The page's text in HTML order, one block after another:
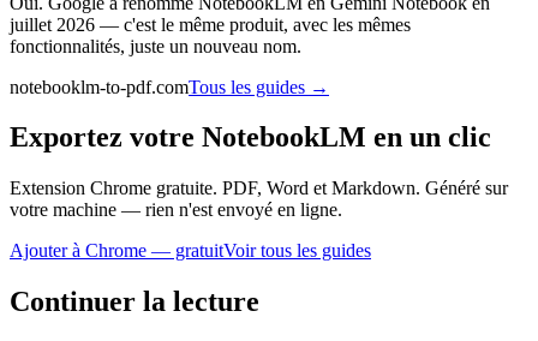
juillet 2026 — c'est le même produit, avec les mêmes
fonctionnalités, juste un nouveau nom.
notebooklm-to-pdf.comTous les guides →
Exportez votre NotebookLM en un clic
Extension Chrome gratuite. PDF, Word et Markdown. Généré sur
votre machine — rien n'est envoyé en ligne.
Ajouter à Chrome — gratuitVoir tous les guides
Continuer la lecture